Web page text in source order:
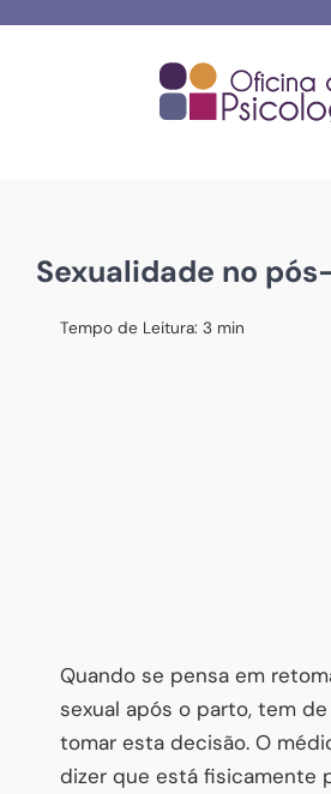
Sexualidade no
Tempo de Leitura: 3 min
Quando se pensa em
sexual após o parto, tem
tomar esta decisão. O
dizer que está fisicamente